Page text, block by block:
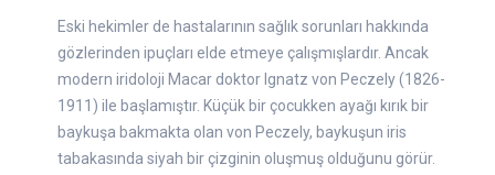
Eski hekimler de hastalarının sağlık sorunları hakkında
gözlerinden ipuçları elde etmeye çalışmışlardır. Ancak
modern iridoloji Macar doktor Ignatz von Peczely (1826-
1911) ile başlamıştır. Küçük bir çocukken ayağı kırık bir
baykuşa bakmakta olan von Peczely, baykuşun iris
tabakasında siyah bir çizginin oluşmuş olduğunu görür.